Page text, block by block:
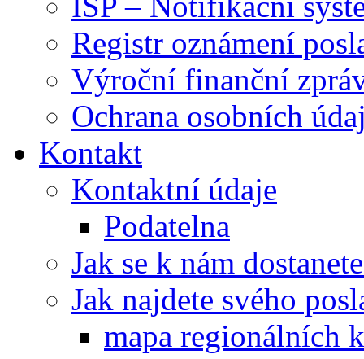
Registr oznámení
Výroční finanční
Ochrana osobních
Kontakt
Kontaktní údaje
Podatelna
Jak se k nám
Jak najdete svého
mapa regionálních